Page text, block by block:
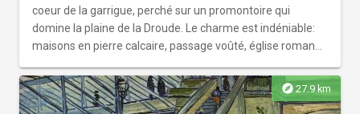
coeur de la garrigue, perché sur un promontoire qui
domine la plaine de la Droude. Le charme est indéniable:
maisons en pierre calcaire, passage voûté, église romane
explore 27.9 km